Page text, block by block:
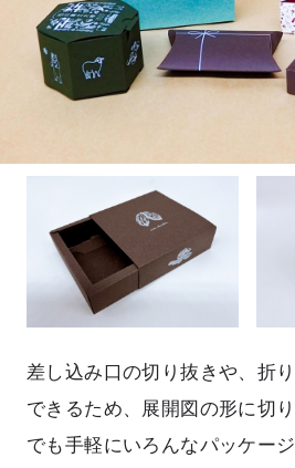
差し込み口の切り抜きや、折
できるため、展開図の形に切
でも手軽にいろんなパッケー